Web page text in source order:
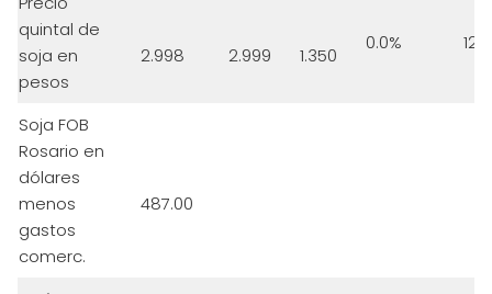
quintal de
soja en
pesos
2.998 2.999 1.350
0.0%
Soja FOB
Rosario en
dólares
menos
gastos
comerc.
487.00